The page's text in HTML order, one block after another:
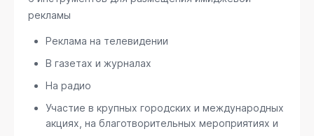
рекламы
Реклама на телевидении
В газетах и журналах
На радио
Участие в крупных городских и международных
акциях, на благотворительных мероприятиях и